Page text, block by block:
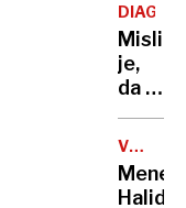
Koliko
bi
stala
po
Mislila
je,
da je
v 20.
tednu
nato
V
Halida